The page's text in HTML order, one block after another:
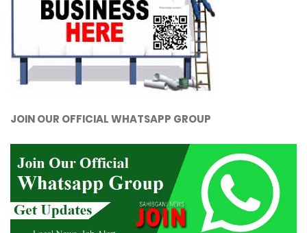
JOIN OUR OFFICIAL WHATSAPP GROUP